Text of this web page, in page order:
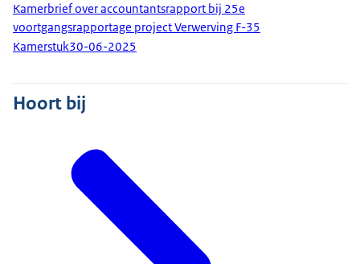
Kamerbrief over accountantsrapport bij 25e
voortgangsrapportage project Verwerving F-35
Kamerstuk30-06-2025
Hoort bij